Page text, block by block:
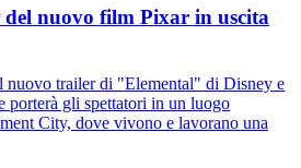
nuovo film Pixar in uscita
nuovo trailer di "Elemental" di Disney e
porterà gli spettatori in un luogo
City, dove vivono e lavorano una